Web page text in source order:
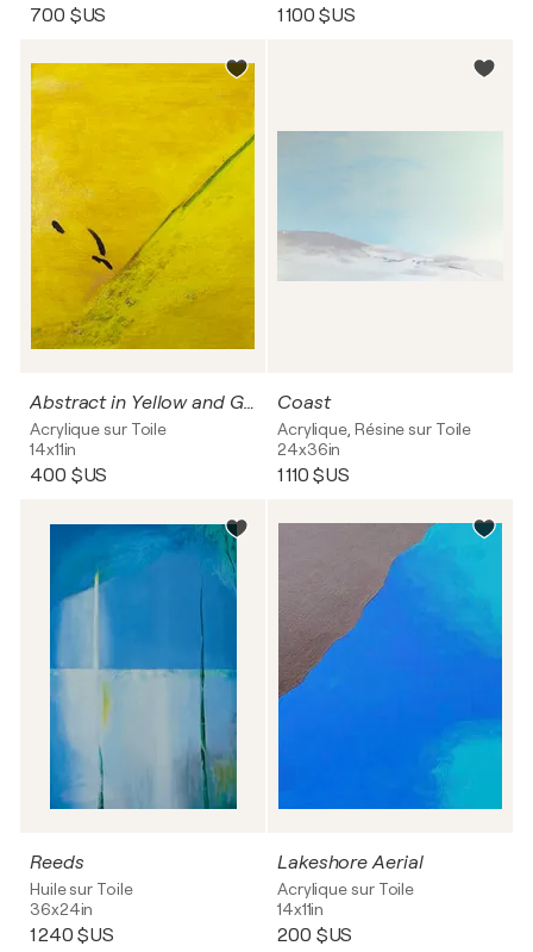
700 $US 1 100 $US
Abstract in Yellow and Gold
Acrylique sur Toile
14x11in
400 $US
Coast
Acrylique, Résine sur Toile
24x36in
1 110 $US
Reeds
Huile sur Toile
36x24in
1 240 $US
Lakeshore Aerial
Acrylique sur Toile
14x11in
200 $US